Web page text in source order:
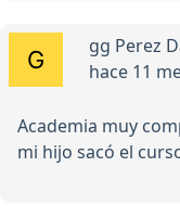
gg Perez
hace 11
Academia muy
mi hijo sacó el